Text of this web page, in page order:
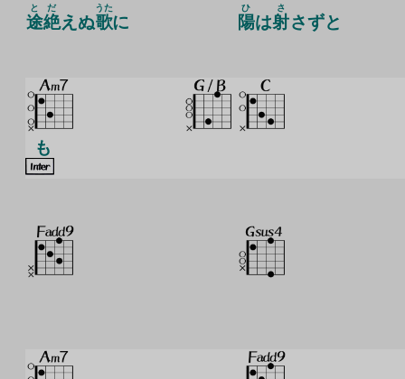
途
と
絶
だ
えぬ歌
うた
に 陽
ひ
は射
さ
さずと
も